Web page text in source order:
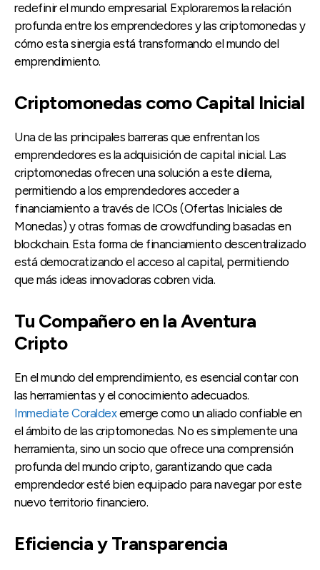
redefinir el mundo empresarial. Exploraremos la relación
profunda entre los emprendedores y las criptomonedas y
cómo esta sinergia está transformando el mundo del
emprendimiento.
Criptomonedas como Capital Inicial
Una de las principales barreras que enfrentan los
emprendedores es la adquisición de capital inicial. Las
criptomonedas ofrecen una solución a este dilema,
permitiendo a los emprendedores acceder a
financiamiento a través de ICOs (Ofertas Iniciales de
Monedas) y otras formas de crowdfunding basadas en
blockchain. Esta forma de financiamiento descentralizado
está democratizando el acceso al capital, permitiendo
que más ideas innovadoras cobren vida.
Tu Compañero en la Aventura
Cripto
En el mundo del emprendimiento, es esencial contar con
las herramientas y el conocimiento adecuados.
Immediate Coraldexemerge como un aliado confiable en
el ámbito de las criptomonedas. No es simplemente una
herramienta, sino un socio que ofrece una comprensión
profunda del mundo cripto, garantizando que cada
emprendedor esté bien equipado para navegar por este
nuevo territorio financiero.
Eficiencia y Transparencia